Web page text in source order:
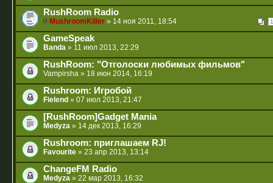
RushRoom Radio
1
MushroomKiller » 14 ноя 2011, 18:54
GameSpeak
Banda » 11 июл 2013, 22:29
RushRoom: "Отголоски любимых фильмов"
Vampirsha » 18 июн 2014, 16:19
Rushroom: Игробой
Fielend » 07 июл 2013, 21:47
[RushRoom]Gadget Mania
Medyza » 14 дек 2013, 16:29
Rushroom: приглашаем RJ!
Favourite » 23 апр 2013, 13:14
ChangeFM Radio
Medyza » 22 мар 2013, 16:32